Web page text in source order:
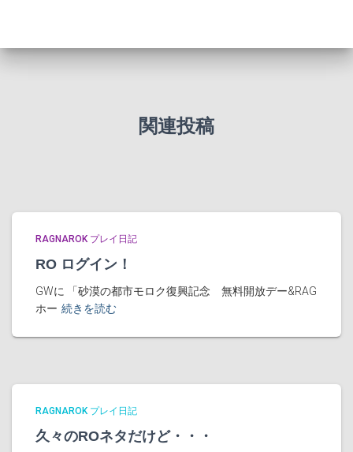
関連投稿
RAGNAROK プレイ日記
RO ログイン！
GWに 「砂漠の都市モロク復興記念 無料開放デー&RAG
ホー 続きを読む
RAGNAROK プレイ日記
久々のROネタだけど・・・